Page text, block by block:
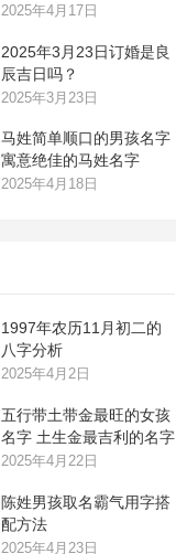
2025年4月17日
2025年3月23日订婚是良
辰吉日吗？
2025年3月23日
马姓简单顺口的男孩名字
寓意绝佳的马姓名字
2025年4月18日
1997年农历11月初二的
八字分析
2025年4月2日
五行带土带金最旺的女孩
名字 土生金最吉利的名字
2025年4月22日
陈姓男孩取名霸气用字搭
配方法
2025年4月23日